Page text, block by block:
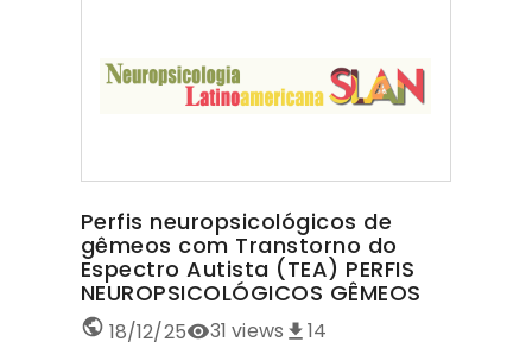
Perfis neuropsicológicos de
gêmeos com Transtorno do
Espectro Autista (TEA) PERFIS
NEUROPSICOLÓGICOS GÊMEOS
COM TEA
18/12/25 31 views 14